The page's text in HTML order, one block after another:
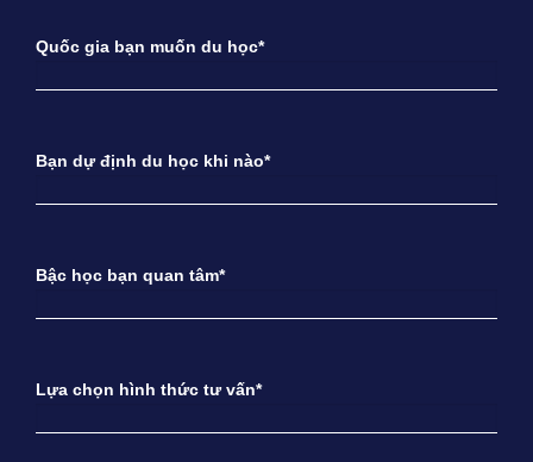
Quốc gia bạn muốn du học*
Bạn dự định du học khi nào*
Bậc học bạn quan tâm*
Lựa chọn hình thức tư vấn*